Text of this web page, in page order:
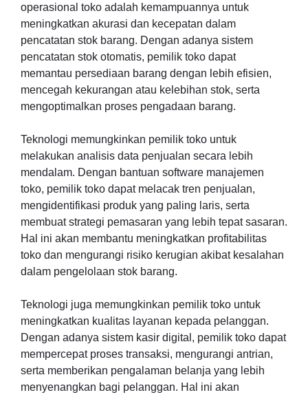
operasional toko adalah kemampuannya untuk
meningkatkan akurasi dan kecepatan dalam
pencatatan stok barang. Dengan adanya sistem
pencatatan stok otomatis, pemilik toko dapat
memantau persediaan barang dengan lebih efisien,
mencegah kekurangan atau kelebihan stok, serta
mengoptimalkan proses pengadaan barang.
Teknologi memungkinkan pemilik toko untuk
melakukan analisis data penjualan secara lebih
mendalam. Dengan bantuan software manajemen
toko, pemilik toko dapat melacak tren penjualan,
mengidentifikasi produk yang paling laris, serta
membuat strategi pemasaran yang lebih tepat sasaran.
Hal ini akan membantu meningkatkan profitabilitas
toko dan mengurangi risiko kerugian akibat kesalahan
dalam pengelolaan stok barang.
Teknologi juga memungkinkan pemilik toko untuk
meningkatkan kualitas layanan kepada pelanggan.
Dengan adanya sistem kasir digital, pemilik toko dapat
mempercepat proses transaksi, mengurangi antrian,
serta memberikan pengalaman belanja yang lebih
menyenangkan bagi pelanggan. Hal ini akan